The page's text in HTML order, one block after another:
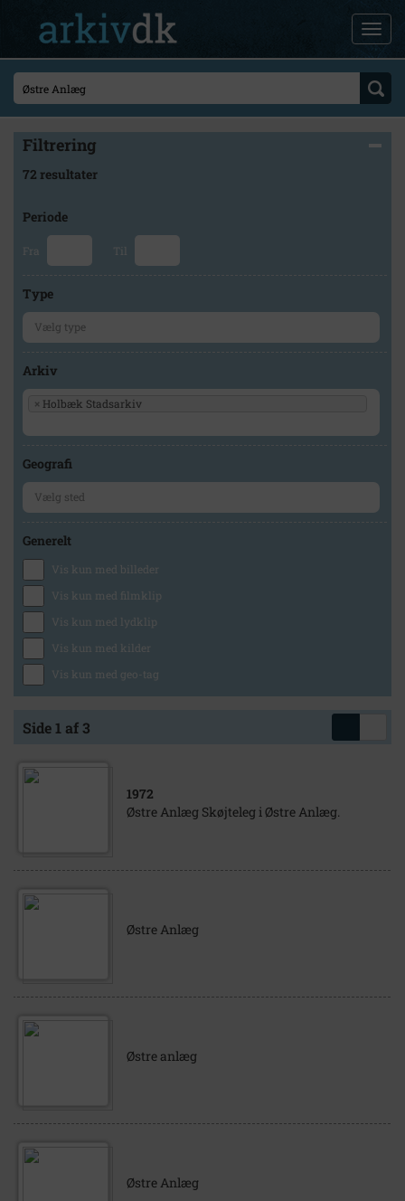
Filtrering
72 resultater
Periode
Fra Til
Type
Arkiv
× Holbæk Stadsarkiv
Geografi
Generelt
Vis kun med billeder
Vis kun med filmklip
Vis kun med lydklip
Vis kun med kilder
Vis kun med geo-tag
Side 1 af 3
1972
Østre Anlæg Skøjteleg i Østre Anlæg.
Østre Anlæg
Østre anlæg
Østre Anlæg